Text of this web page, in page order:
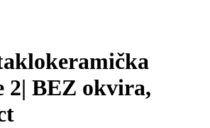
2| BEZ okvira,